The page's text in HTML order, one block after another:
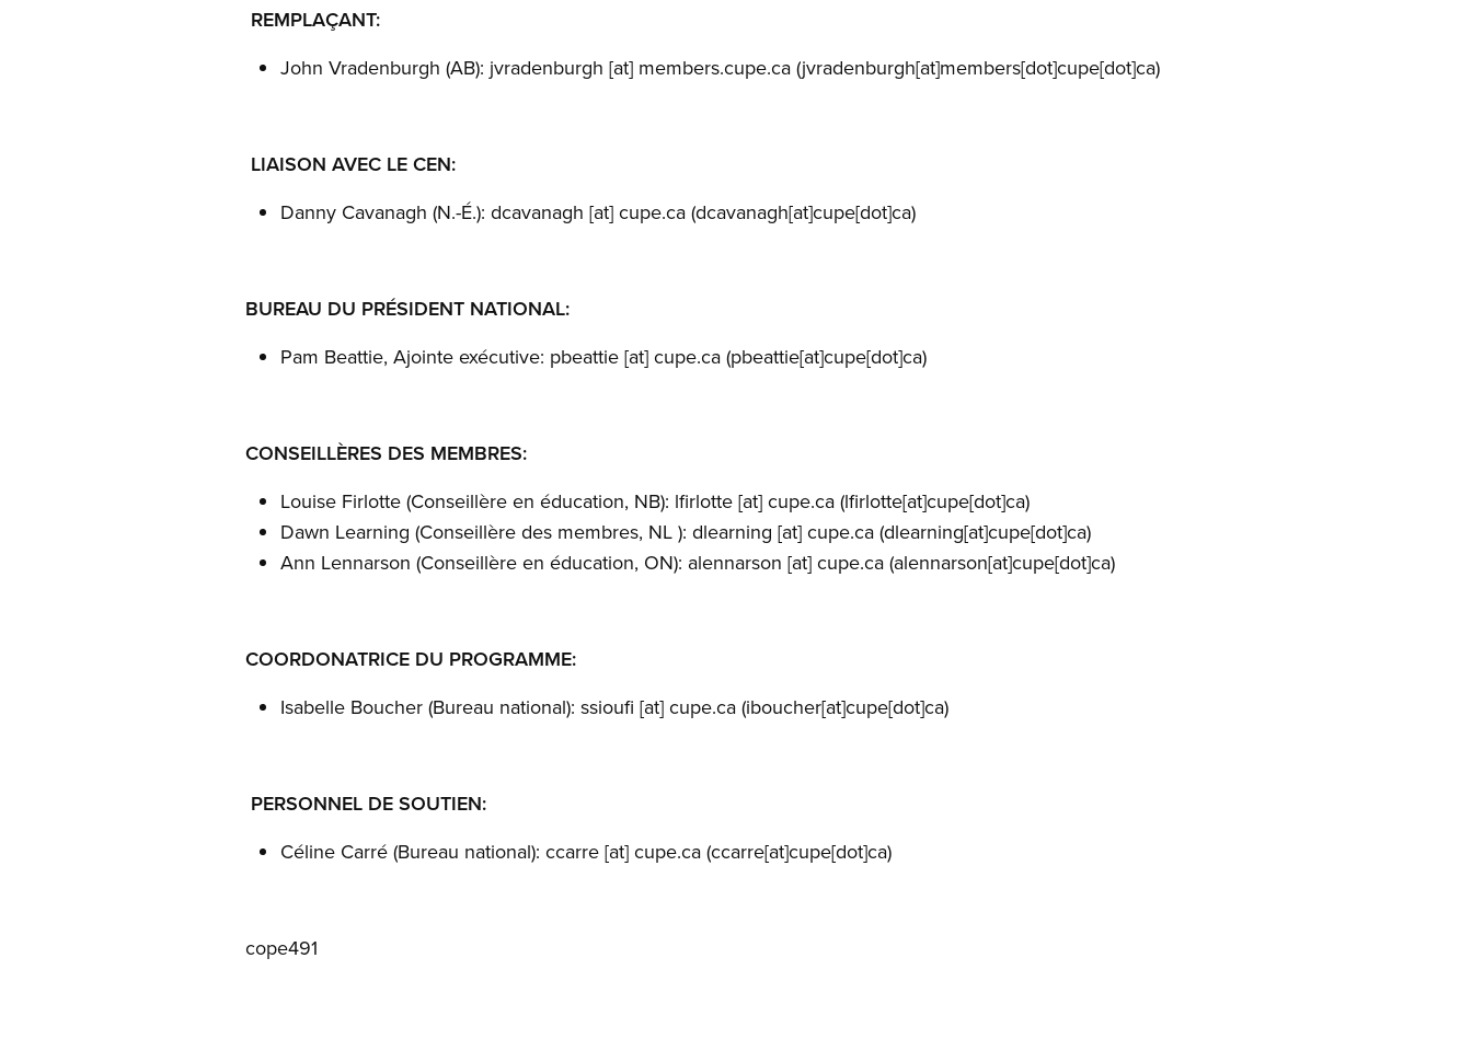
REMPLAÇANT:
John Vradenburgh (AB): jvradenburgh [at] members.cupe.ca (jvradenburgh[at]members[dot]cupe[dot]ca)
LIAISON AVEC LE CEN:
Danny Cavanagh (N.-É.): dcavanagh [at] cupe.ca (dcavanagh[at]cupe[dot]ca)
BUREAU DU PRÉSIDENT NATIONAL:
Pam Beattie, Ajointe exécutive: pbeattie [at] cupe.ca (pbeattie[at]cupe[dot]ca)
CONSEILLÈRES DES MEMBRES:
Louise Firlotte (Conseillère en éducation, NB): lfirlotte [at] cupe.ca (lfirlotte[at]cupe[dot]ca)
Dawn Learning (Conseillère des membres, NL ): dlearning [at] cupe.ca (dlearning[at]cupe[dot]ca)
Ann Lennarson (Conseillère en éducation, ON): alennarson [at] cupe.ca (alennarson[at]cupe[dot]ca)
COORDONATRICE DU PROGRAMME:
Isabelle Boucher (Bureau national): ssioufi [at] cupe.ca (iboucher[at]cupe[dot]ca)
PERSONNEL DE SOUTIEN:
Céline Carré (Bureau national): ccarre [at] cupe.ca (ccarre[at]cupe[dot]ca)
cope491